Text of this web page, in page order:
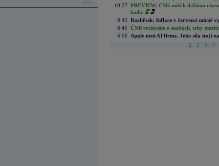
více...
10:27 PREVIEW: CSG míří k dalšímu
knihy
8:43 Rozbřesk: Inflace v červenci mírně
8:40 ČNB rozhodne o sazbách, trhy
6:08
Apple není AI firma. Jeho síla stojí
1 2 3 4